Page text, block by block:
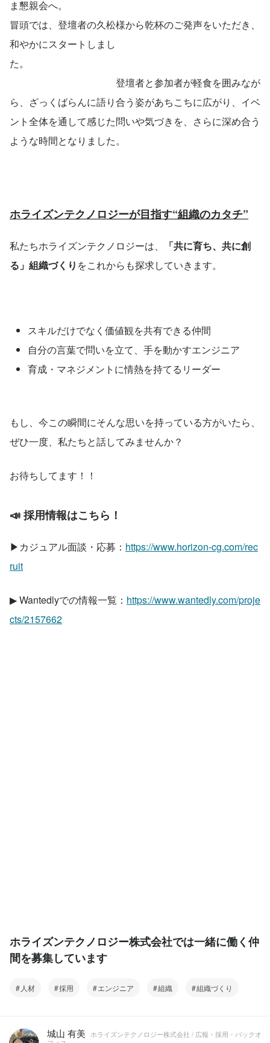
ま懇親会へ。
冒頭では、登壇者の久松様から乾杯のご発声をいただき、
和やかにスタートしまし
た。
登壇者と参加者が軽食を囲みなが
ら、ざっくばらんに語り合う姿があちこちに広がり、イベ
ント全体を通して感じた問いや気づきを、さらに深め合う
ような時間となりました。
ホライズンテクノロジーが目指す“組織のカタチ”
私たちホライズンテクノロジーは、
「共に育ち、共に創
る」組織づくり をこれからも探求していきます。
スキルだけでなく価値観を共有できる仲間
自分の言葉で問いを立て、手を動かすエンジニア
育成・マネジメントに情熱を持てるリーダー
もし、今この瞬間にそんな思いを持っている方がいたら、
ぜひ一度、私たちと話してみませんか？
お待ちしてます！！
📣 採用情報はこちら！
▶カジュアル面談・応募： https://www.horizon-cg.com/rec
ruit
▶ Wantedlyでの情報一覧： https://www.wantedly.com/proje
cts/2157662
ホライズンテクノロジー株式会社では一緒に働く仲
間を募集しています
人材 採用 エンジニア 組織 組織づくり
城山 有美
ホライズンテクノロジー株式会社 / 広報・採用・バックオ